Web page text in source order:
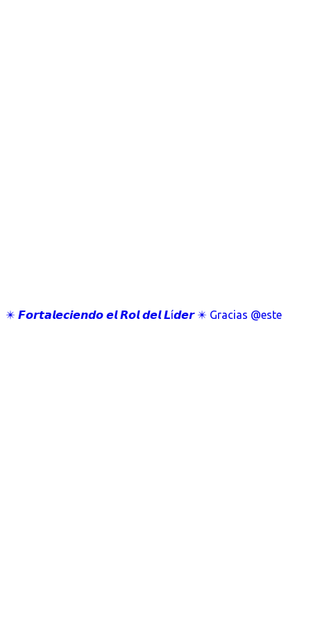
✴️ 𝙁𝙤𝙧𝙩𝙖𝙡𝙚𝙘𝙞𝙚𝙣𝙙𝙤 𝙚𝙡 𝙍𝙤𝙡 𝙙𝙚𝙡 𝙇í𝙙𝙚𝙧 ✴️ Gracias @este